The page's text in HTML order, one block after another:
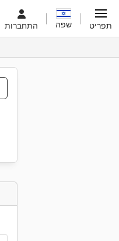
התחברות שפה תפריט